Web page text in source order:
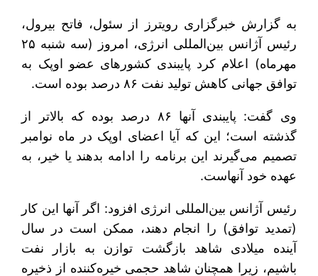
به گزارش خبرگزاری رویترز از سئول، فاتح بیرول،
رئیس آژانس بین‌المللی انرژی، امروز (سه شنبه ۲۵
مهرماه) اعلام کرد پایبندی کشورهای عضو اوپک به
توافق جهانی کاهش تولید نفت ۸۶ درصد بوده است.
وی گفت: پایبندی آنها ۸۶ درصد بوده که بالاتر از
گذشته است؛ این که آیا اعضای اوپک در ماه نوامبر
تصمیم می‌گیرند این برنامه را ادامه بدهند یا خیر، به
عهده خود آنهاست.
رئیس آژانس بین‌المللی انرژی افزود: اگر آنها این کار
(تمدید توافق) را انجام دهند، ممکن است در سال
آینده میلادی شاهد بازگشت توازن به بازار نفت
باشیم، زیرا همچنان شاهد حجمی خیره‌کننده از ذخیره